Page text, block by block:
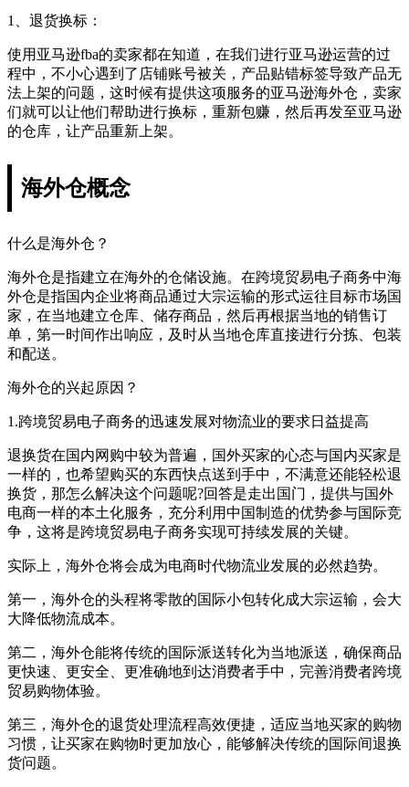
1、退货换标：
使用亚马逊fba的卖家都在知道，在我们进行亚马逊运营的过
程中，不小心遇到了店铺账号被关，产品贴错标签导致产品无
法上架的问题，这时候有提供这项服务的亚马逊海外仓，卖家
们就可以让他们帮助进行换标，重新包赚，然后再发至亚马逊
的仓库，让产品重新上架。
海外仓概念
什么是海外仓？
海外仓是指建立在海外的仓储设施。在跨境贸易电子商务中海
外仓是指国内企业将商品通过大宗运输的形式运往目标市场国
家，在当地建立仓库、储存商品，然后再根据当地的销售订
单，第一时间作出响应，及时从当地仓库直接进行分拣、包装
和配送。
海外仓的兴起原因？
1.跨境贸易电子商务的迅速发展对物流业的要求日益提高
退换货在国内网购中较为普遍，国外买家的心态与国内买家是
一样的，也希望购买的东西快点送到手中，不满意还能轻松退
换货，那怎么解决这个问题呢?回答是走出国门，提供与国外
电商一样的本土化服务，充分利用中国制造的优势参与国际竞
争，这将是跨境贸易电子商务实现可持续发展的关键。
实际上，海外仓将会成为电商时代物流业发展的必然趋势。
第一，海外仓的头程将零散的国际小包转化成大宗运输，会大
大降低物流成本。
第二，海外仓能将传统的国际派送转化为当地派送，确保商品
更快速、更安全、更准确地到达消费者手中，完善消费者跨境
贸易购物体验。
第三，海外仓的退货处理流程高效便捷，适应当地买家的购物
习惯，让买家在购物时更加放心，能够解决传统的国际间退换
货问题。